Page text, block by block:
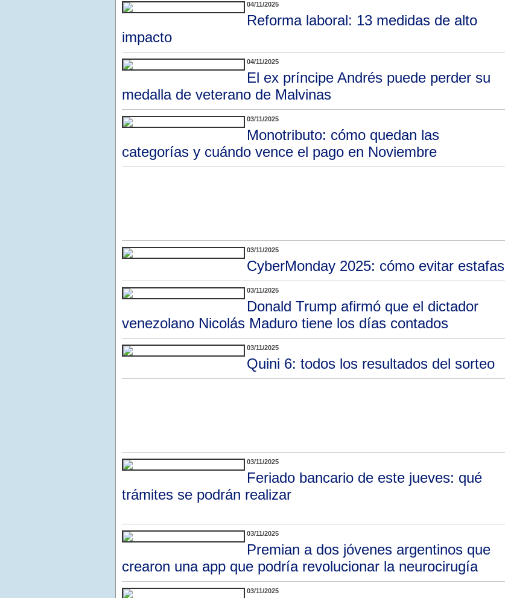
04/11/2025
Reforma laboral: 13 medidas de alto
impacto
04/11/2025
El ex príncipe Andrés puede perder su
medalla de veterano de Malvinas
03/11/2025
Monotributo: cómo quedan las
categorías y cuándo vence el pago en Noviembre
03/11/2025
CyberMonday 2025: cómo evitar estafas
03/11/2025
Donald Trump afirmó que el dictador
venezolano Nicolás Maduro tiene los días contados
03/11/2025
Quini 6: todos los resultados del sorteo
03/11/2025
Feriado bancario de este jueves: qué
trámites se podrán realizar
03/11/2025
Premian a dos jóvenes argentinos que
crearon una app que podría revolucionar la neurocirugía
03/11/2025